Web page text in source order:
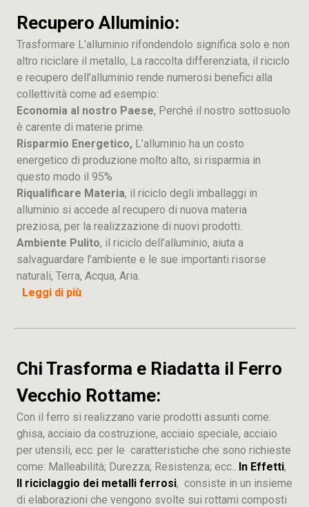
Recupero Alluminio:
Trasformare L’alluminio rifondendolo significa solo e non
altro riciclare il metallo, La raccolta differenziata, il riciclo
e recupero dell’alluminio rende numerosi benefici alla
collettività come ad esempio:
Economia al nostro Paese, Perché il nostro sottosuolo
è carente di materie prime.
Risparmio Energetico, L’alluminio ha un costo
energetico di produzione molto alto, si risparmia in
questo modo il 95%
Riqualificare Materia, il riciclo degli imballaggi in
alluminio si accede al recupero di nuova materia
preziosa, per la realizzazione di nuovi prodotti.
Ambiente Pulito, il riciclo dell’alluminio, aiuta a
salvaguardare l’ambiente e le sue importanti risorse
naturali, Terra, Acqua, Aria.
Leggi di più
Chi Trasforma e Riadatta il Ferro
Vecchio Rottame:
Con il ferro si realizzano varie prodotti assunti come:
ghisa, acciaio da costruzione, acciaio speciale, acciaio
per utensili, ecc. per le caratteristiche che sono richieste
come: Malleabilità; Durezza; Resistenza; ecc.. In Effetti,
Il riciclaggio dei metalli ferrosi, consiste in un insieme
di elaborazioni che vengono svolte sui rottami composti